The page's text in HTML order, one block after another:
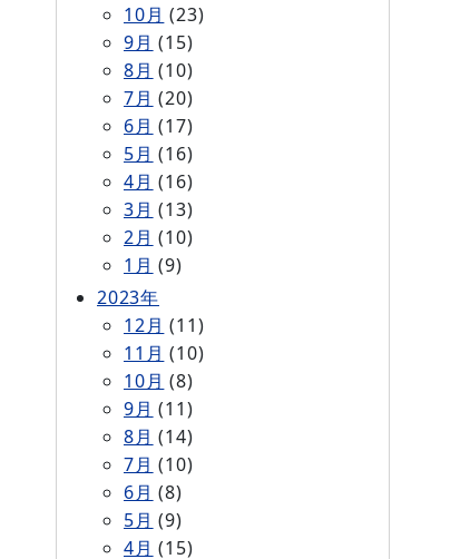
10月 (23)
9月 (15)
8月 (10)
7月 (20)
6月 (17)
5月 (16)
4月 (16)
3月 (13)
2月 (10)
1月 (9)
2023年
12月 (11)
11月 (10)
10月 (8)
9月 (11)
8月 (14)
7月 (10)
6月 (8)
5月 (9)
4月 (15)